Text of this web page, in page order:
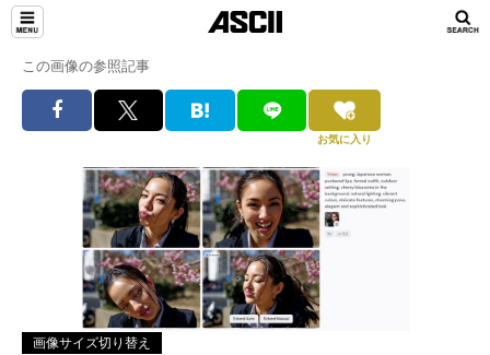
この画像の参照記事
お気に入り
画像サイズ切り替え